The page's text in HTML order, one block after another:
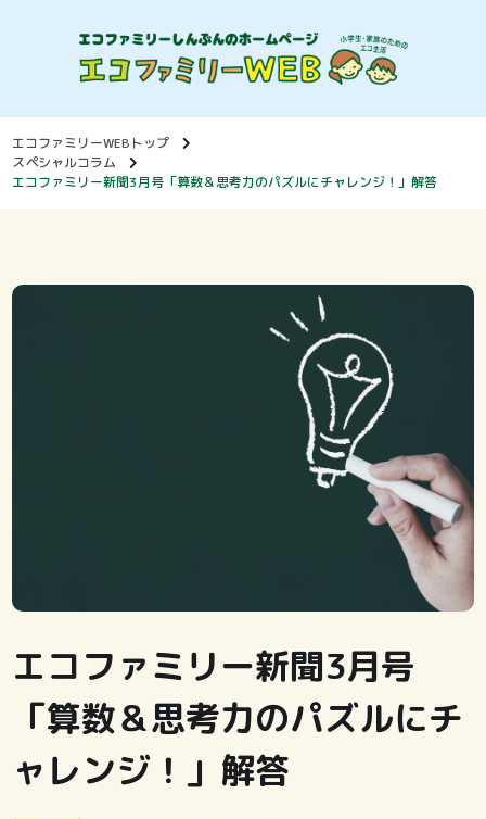
エコファミリーWEBトップ
スペシャルコラム
エコファミリー新聞3月号「算数＆思考力のパズルにチャレンジ！」解答
エコファミリー新聞3月号
「算数＆思考力のパズルにチ
ャレンジ！」解答